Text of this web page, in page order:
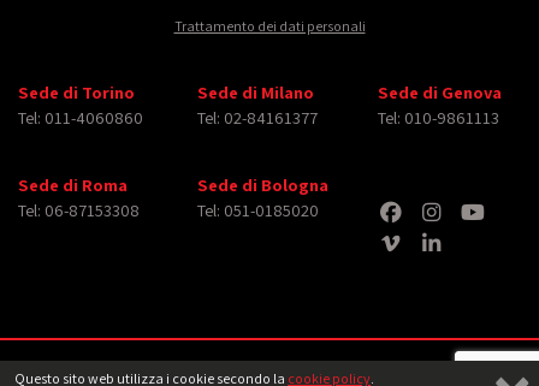
Questo sito web utilizza i cookie secondo la cookie policy.
Trattamento dei dati personali
Sede di Torino
Tel: 011-4060860
Sede di Milano
Tel: 02-84161377
Sede di Genova
Tel: 010-9861113
Sede di Roma
Tel: 06-87153308
Sede di Bologna
Tel: 051-0185020
Copyright © 2026 iMasterArt S.r.l. ‐ All rights reserved. Tutti i diritti relativi ad